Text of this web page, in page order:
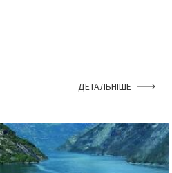
ДЕТАЛЬНІШЕ